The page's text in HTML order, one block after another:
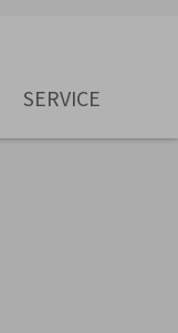
SERVICE